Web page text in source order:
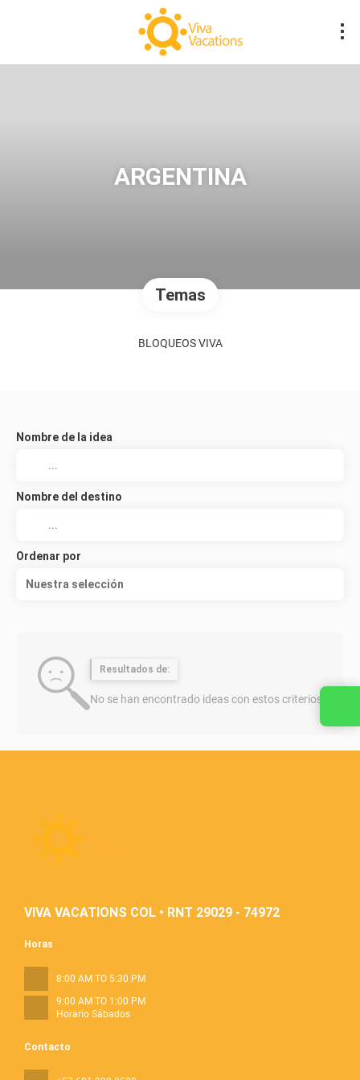
ARGENTINA
Temas
BLOQUEOS VIVA
Nombre de la idea
Nombre del destino
Ordenar por
Nuestra selección
Resultados de:
No se han encontrado ideas con estos criterios
VIVA VACATIONS COL • RNT 29029 - 74972
Contacto
Horas
8:00 AM TO 5:30 PM
9:00 AM TO 1:00 PM
Horario Sábados